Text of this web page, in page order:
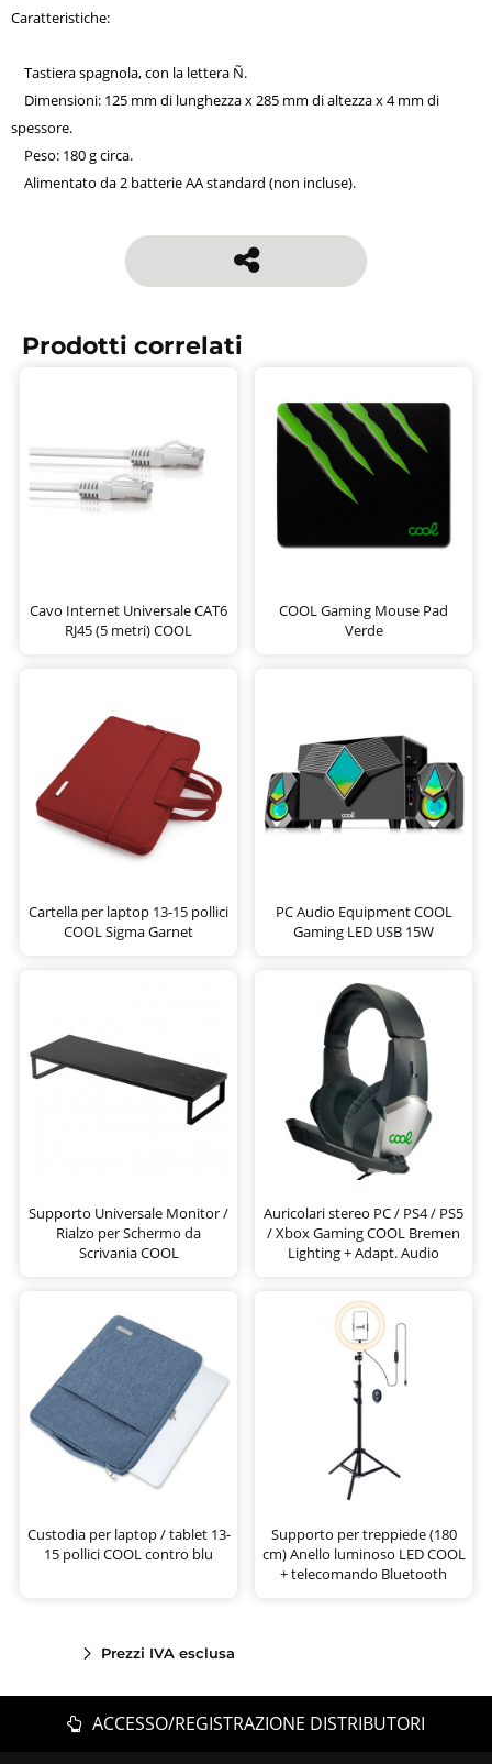
Caratteristiche:
Tastiera spagnola, con la lettera Ñ.
Dimensioni: 125 mm di lunghezza x 285 mm di altezza x 4 mm di
spessore.
Peso: 180 g circa.
Alimentato da 2 batterie AA standard (non incluse).
Prodotti correlati
Cavo Internet Universale CAT6
RJ45 (5 metri) COOL
COOL Gaming Mouse Pad
Verde
Cartella per laptop 13-15 pollici
COOL Sigma Garnet
PC Audio Equipment COOL
Gaming LED USB 15W
Supporto Universale Monitor /
Rialzo per Schermo da
Scrivania COOL
Auricolari stereo PC / PS4 / PS5
/ Xbox Gaming COOL Bremen
Lighting + Adapt. Audio
Custodia per laptop / tablet 13-
15 pollici COOL contro blu
Supporto per treppiede (180
cm) Anello luminoso LED COOL
+ telecomando Bluetooth
Prezzi IVA esclusa
ACCESSO/REGISTRAZIONE DISTRIBUTORI